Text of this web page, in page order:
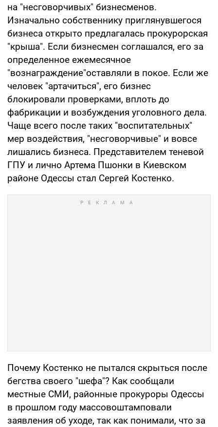
на "несговорчивых" бизнесменов.
Изначально собственнику приглянувшегося
бизнеса открыто предлагалась прокурорская
"крыша". Если бизнесмен соглашался, его за
определенное ежемесячное
"вознаграждение"оставляли в покое. Если же
человек "артачиться", его бизнес
блокировали проверками, вплоть до
фабрикации и возбуждения уголовного дела.
Чаще всего после таких "воспитательных"
мер воздействия, "несговорчивые" и вовсе
лишались бизнеса. Представителем теневой
ГПУ и лично Артема Пшонки в Киевском
районе Одессы стал Сергей Костенко.
Почему Костенко не пытался скрыться после
бегства своего "шефа"? Как сообщали
местные СМИ, районные прокуроры Одессы
в прошлом году массовоштамповали
заявления об уходе, так как понимали, что за